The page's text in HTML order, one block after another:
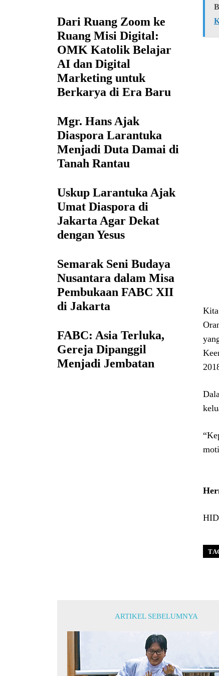
Dari Ruang Zoom ke
Ruang Misi Digital:
OMK Katolik Belajar
AI dan Digital
Marketing untuk
Berkarya di Era Baru
Mgr. Hans Ajak
Diaspora Larantuka
Menjadi Duta Damai di
Tanah Rantau
Uskup Larantuka Ajak
Umat Diaspora di
Jakarta Agar Dekat
dengan Yesus
Semarak Seni Budaya
Nusantara dalam Misa
Pembukaan FABC XII
di Jakarta
FABC: Asia Terluka,
Gereja Dipanggil
Menjadi Jembatan
Kita
ARTIKEL SEBELUMNYA